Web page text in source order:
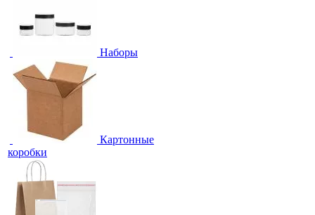
Наборы
Картонные
коробки